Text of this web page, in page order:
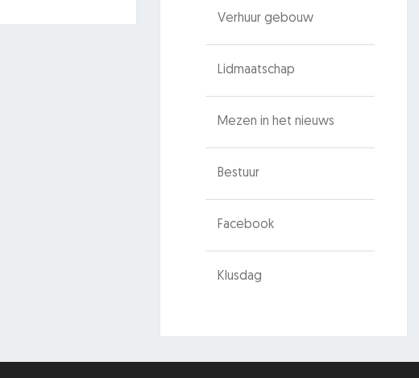
Verhuur gebouw
Lidmaatschap
Mezen in het nieuws
Bestuur
Facebook
Klusdag